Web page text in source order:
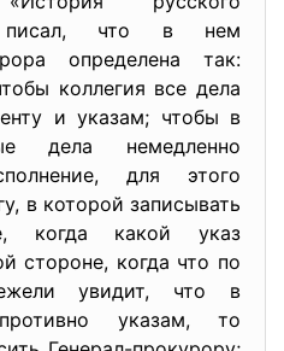
писал, что в нем
определена так:
коллегия все дела
и указам; чтобы в
дела немедленно
для этого
в которой записывать
когда какой указ
стороне, когда что по
увидит, что в
указам, то